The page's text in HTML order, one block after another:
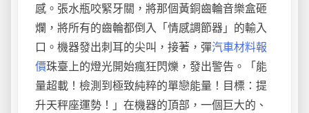
感。張水瓶咬緊牙關，將那個黃銅齒輪音樂盒砸
爛，將所有的齒輪都倒入「情感調節器」的輸入
口。機器發出刺耳的尖叫，接著，彈汽車材料報
價珠臺上的燈光開始瘋狂閃爍，發出警告。「能
量超載！檢測到極致純粹的單戀能量！目標：提
升天秤座運勢！」在機器的頂部，一個巨大的、